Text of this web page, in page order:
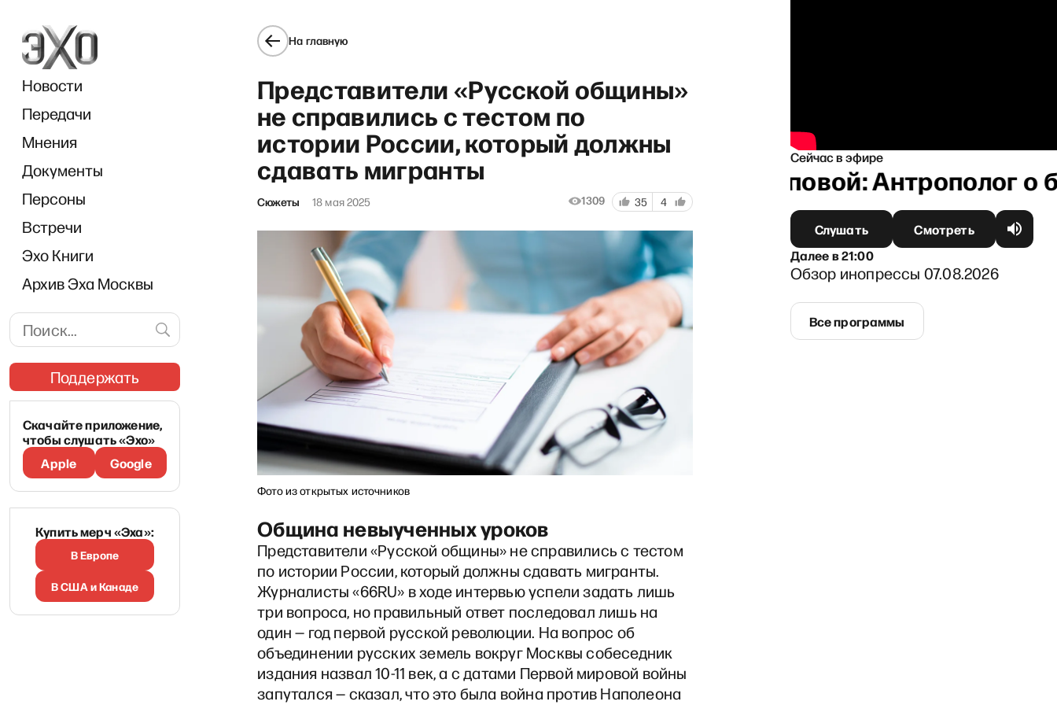
Новости
Передачи
Мнения
Документы
Персоны
Встречи
Эхо Книги
Архив Эха Москвы
Поддержать
Скачайте приложение,
чтобы слушать «Эхо»
Apple
Google
Купить мерч «Эха»:
В Европе
В США и Канаде
На главную
Представители «Русской общины»
не справились с тестом по
истории России, который должны
сдавать мигранты
Сюжеты 18 мая 2025 1309 35 4
Фото из открытых источников
Община невыученных уроков
Представители «Русской общины» не справились с тестом
по истории России, который должны сдавать мигранты.
Журналисты «66RU» в ходе интервью успели задать лишь
три вопроса, но правильный ответ последовал лишь на
один — год первой русской революции. На вопрос об
объединении русских земель вокруг Москвы собеседник
издания назвал 10-11 век, а с датами Первой мировой войны
запутался — сказал, что это была война против Наполеона
Сейчас в эфире
«Лазарева Тут» с Александрой Архиповой: Антрополог о
Слушать
Смотреть
Далеев21:00
Обзор инопрессы 07.08.2026
Все программы